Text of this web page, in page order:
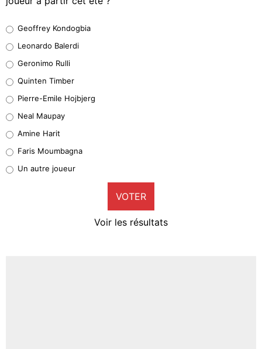
38%
32%
5%
1%
9%
Geoffrey Kondogbia
Leonardo Balerdi
Geronimo Rulli
Quinten Timber
Pierre-Emile Hojbjerg
Neal Maupay
Amine Harit
Faris Moumbagna
Un autre joueur
VOTER
Voir les résultats